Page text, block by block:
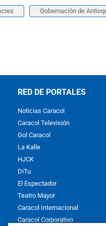
Gobernación de
RED DE PORTALES
Noticias Caracol
Caracol Televisión
Gol Caracol
La Kalle
HJCK
DiTu
El Espectador
Teatro Mayor
Caracol Internacional
Caracol Corporativo